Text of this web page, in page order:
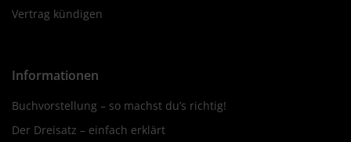
Vertrag kündigen
Informationen
Buchvorstellung – so machst du’s richtig!
Der Dreisatz – einfach erklärt